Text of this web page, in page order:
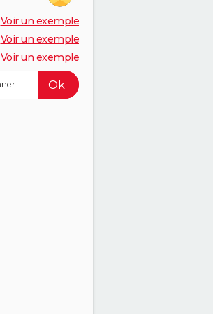
Voir un exemple
Voir un exemple
Voir un exemple